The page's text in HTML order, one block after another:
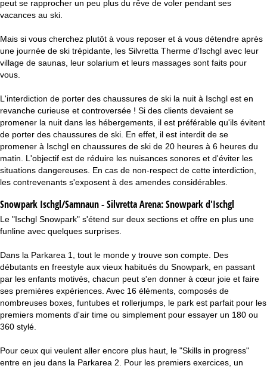
peut se rapprocher un peu plus du rêve de voler pendant ses
vacances au ski.
Mais si vous cherchez plutôt à vous reposer et à vous détendre après
une journée de ski trépidante, les Silvretta Therme d'Ischgl avec leur
village de saunas, leur solarium et leurs massages sont faits pour
vous.
L'interdiction de porter des chaussures de ski la nuit à Ischgl est en
revanche curieuse et controversée ! Si des clients devaient se
promener la nuit dans les hébergements, il est préférable qu'ils évitent
de porter des chaussures de ski. En effet, il est interdit de se
promener à Ischgl en chaussures de ski de 20 heures à 6 heures du
matin. L'objectif est de réduire les nuisances sonores et d'éviter les
situations dangereuses. En cas de non-respect de cette interdiction,
les contrevenants s'exposent à des amendes considérables.
Snowpark Ischgl/Samnaun - Silvretta Arena:Snowpark d'Ischgl
Le "Ischgl Snowpark" s'étend sur deux sections et offre en plus une
funline avec quelques surprises.
Dans la Parkarea 1, tout le monde y trouve son compte. Des
débutants en freestyle aux vieux habitués du Snowpark, en passant
par les enfants motivés, chacun peut s'en donner à cœur joie et faire
ses premières expériences. Avec 16 éléments, composés de
nombreuses boxes, funtubes et rollerjumps, le park est parfait pour les
premiers moments d'air time ou simplement pour essayer un 180 ou
360 stylé.
Pour ceux qui veulent aller encore plus haut, le "Skills in progress"
entre en jeu dans la Parkarea 2. Pour les premiers exercices, un